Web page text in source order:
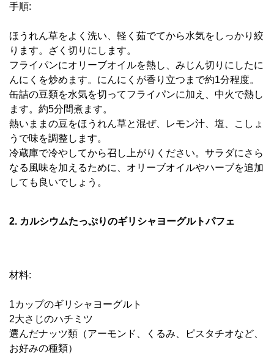
手順:
ほうれん草をよく洗い、軽く茹でてから水気をしっかり絞
ります。ざく切りにします。
フライパンにオリーブオイルを熱し、みじん切りにしたに
んにくを炒めます。にんにくが香り立つまで約1分程度。
缶詰の豆類を水気を切ってフライパンに加え、中火で熱し
ます。約5分間煮ます。
熱いままの豆をほうれん草と混ぜ、レモン汁、塩、こしょ
うで味を調整します。
冷蔵庫で冷やしてから召し上がりください。サラダにさら
なる風味を加えるために、オリーブオイルやハーブを追加
しても良いでしょう。
2. カルシウムたっぷりのギリシャヨーグルトパフェ
材料:
1カップのギリシャヨーグルト
2大さじのハチミツ
選んだナッツ類（アーモンド、くるみ、ピスタチオなど、
お好みの種類）